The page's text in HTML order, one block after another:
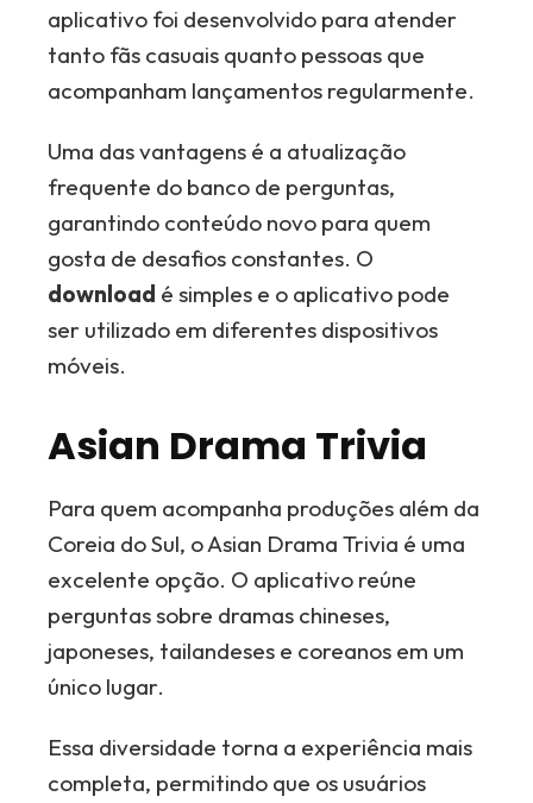
aplicativo foi desenvolvido para atender
tanto fãs casuais quanto pessoas que
acompanham lançamentos regularmente.
Uma das vantagens é a atualização
frequente do banco de perguntas,
garantindo conteúdo novo para quem
gosta de desafios constantes. O
download é simples e o aplicativo pode
ser utilizado em diferentes dispositivos
móveis.
Asian Drama Trivia
Para quem acompanha produções além da
Coreia do Sul, o Asian Drama Trivia é uma
excelente opção. O aplicativo reúne
perguntas sobre dramas chineses,
japoneses, tailandeses e coreanos em um
único lugar.
Essa diversidade torna a experiência mais
completa, permitindo que os usuários